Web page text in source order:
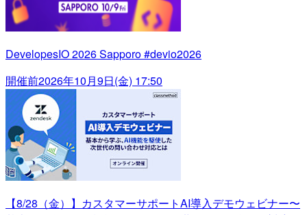
DevelopesIO 2026 Sapporo #devio2026
開催前2026年10月9日(金) 17:50
【8/28（金）】カスタマーサポートAI導入デモウェビナー〜